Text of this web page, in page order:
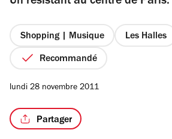
Shopping | Musique Les Halles
Recommandé
lundi 28 novembre 2011
Partager